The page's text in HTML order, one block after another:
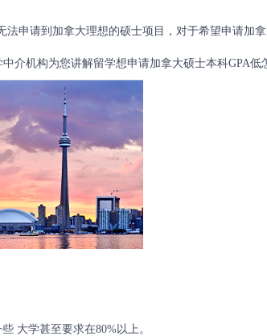
申请到加拿大理想的硕士项目，对于希望申请加
介机构为您讲解留学想申请加拿大硕士本科GPA低
大学甚至要求在80%以上。